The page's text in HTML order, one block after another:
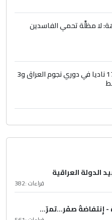
لا مظلَّة تحمي الفاسدين
لجنة التراخيص : 17 ناديا في دوري نجوم العراق و3
الدولة العراقية
قراءات :382
- إِنتفاضةُ صفَر…تمرّ...